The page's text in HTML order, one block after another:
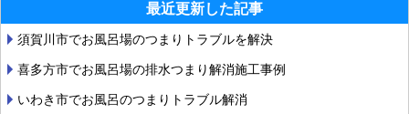
ビ
ゲ
ー
最近更新した記事
須賀川市でお風呂場のつまりトラブルを解決
喜多方市でお風呂場の排水つまり解消施工事例
いわき市でお風呂のつまりトラブル解消